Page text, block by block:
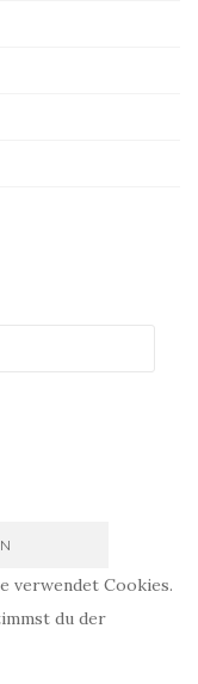
verwendet Cookies.
du der